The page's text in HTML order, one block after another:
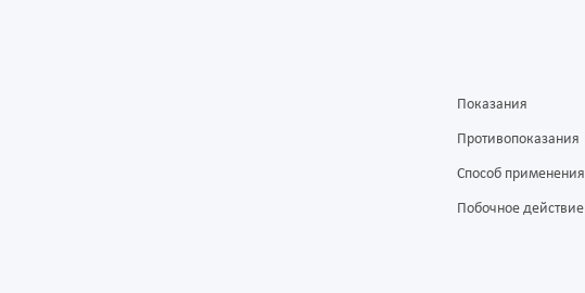
Показания
Противопоказания
Способ применения
Побочное действие